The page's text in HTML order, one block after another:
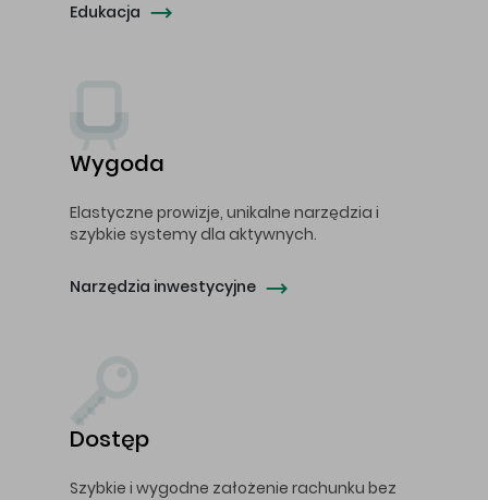
Edukacja
Wygoda
Elastyczne prowizje, unikalne narzędzia i
szybkie systemy dla aktywnych.
Narzędzia inwestycyjne
Dostęp
Szybkie i wygodne założenie rachunku bez